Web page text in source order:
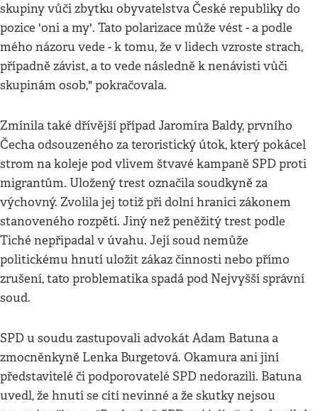
skupiny vůči zbytku obyvatelstva České republiky do
pozice 'oni a my'. Tato polarizace může vést - a podle
mého názoru vede - k tomu, že v lidech vzroste strach,
případně závist, a to vede následně k nenávisti vůči
skupinám osob," pokračovala.
Zmínila také dřívější případ Jaromíra Baldy, prvního
Čecha odsouzeného za teroristický útok, který pokácel
strom na koleje pod vlivem štvavé kampaně SPD proti
migrantům. Uložený trest označila soudkyně za
výchovný. Zvolila jej totiž při dolní hranici zákonem
stanoveného rozpětí. Jiný než peněžitý trest podle
Tiché nepřipadal v úvahu. Její soud nemůže
politickému hnutí uložit zákaz činnosti nebo přímo
zrušení, tato problematika spadá pod Nejvyšší správní
soud.
SPD u soudu zastupovali advokát Adam Batuna a
zmocněnkyně Lenka Burgetová. Okamura ani jiní
představitelé či podporovatelé SPD nedorazili. Batuna
uvedl, že hnutí se cítí nevinné a že skutky nejsou